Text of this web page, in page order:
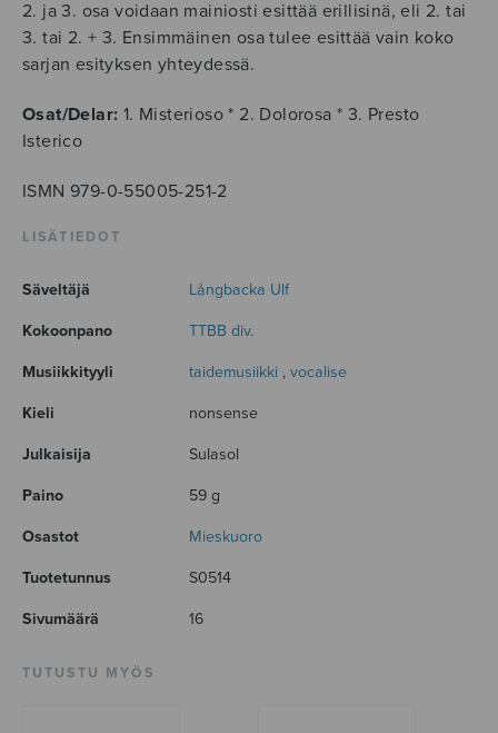
2. ja 3. osa voidaan mainiosti esittää erillisinä, eli 2. tai
3. tai 2. + 3. Ensimmäinen osa tulee esittää vain koko
sarjan esityksen yhteydessä.
Osat/Delar: 1. Misterioso * 2. Dolorosa * 3. Presto
Isterico
ISMN 979-0-55005-251-2
LISÄTIEDOT
Säveltäjä Långbacka Ulf
Kokoonpano TTBB div.
Musiikkityyli taidemusiikki , vocalise
Kieli nonsense
Julkaisija Sulasol
Paino 59 g
Osastot Mieskuoro
Tuotetunnus S0514
Sivumäärä 16
TUTUSTU MYÖS